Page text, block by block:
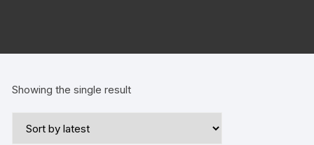
Showing the single result